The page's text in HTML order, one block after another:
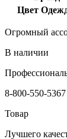
Цвет
Огромный
В наличии
8-800-550-5367
Товар
Лучшего